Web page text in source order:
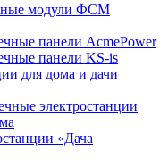
модули ФСМ
панели AcmePower
панели KS-is
для дома и дачи
электростанции
«Дача